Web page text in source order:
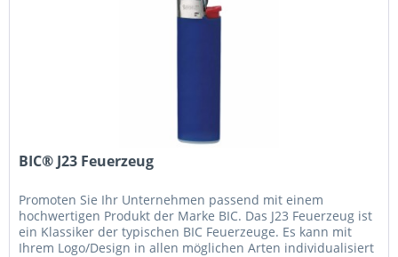
BIC® J23 Feuerzeug
Promoten Sie Ihr Unternehmen passend mit einem
hochwertigen Produkt der Marke BIC. Das J23 Feuerzeug ist
ein Klassiker der typischen BIC Feuerzeuge. Es kann mit
Ihrem Logo/Design in allen möglichen Arten individualisiert